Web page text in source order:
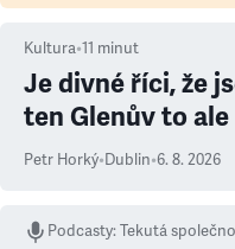
Kultura•11 minut
Je divné říci, že
ten Glenův to
Petr Horký•Dublin•6. 8. 2026
Podcasty:Tekutá